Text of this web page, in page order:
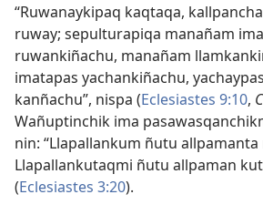
“Ruwanaykipaq kaqtaqa,
ruway; sepulturapiqa manañam
ruwankiñachu, manañam
imatapas yachankiñachu,
kanñachu”, nispa (Eclesiastes 9:10,
Wañuptinchik ima
nin: “Llapallankum ñutu
Llapallankutaqmi ñutu allpaman
(Eclesiastes 3:20).